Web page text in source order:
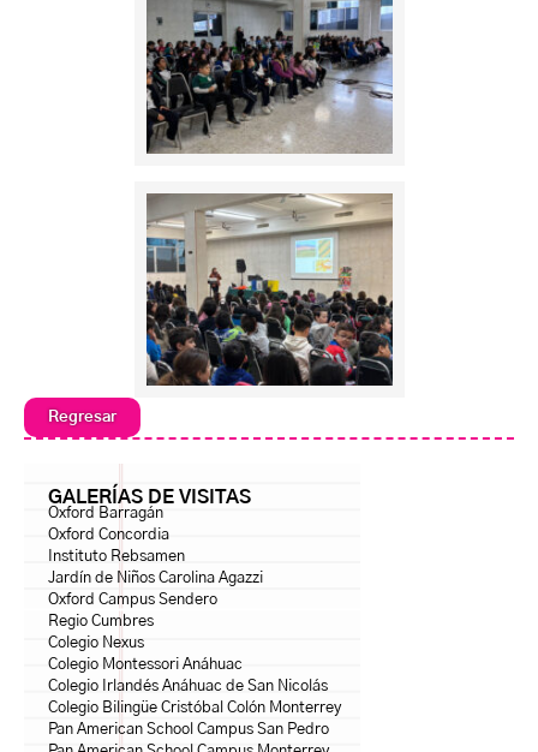
Regresar
GALERÍAS DE VISITAS
Oxford Barragán
Oxford Concordia
Instituto Rebsamen
Jardín de Niños Carolina Agazzi
Oxford Campus Sendero
Regio Cumbres
Colegio Nexus
Colegio Montessori Anáhuac
Colegio Irlandés Anáhuac de San Nicolás
Colegio Bilingüe Cristóbal Colón Monterrey
Pan American School Campus San Pedro